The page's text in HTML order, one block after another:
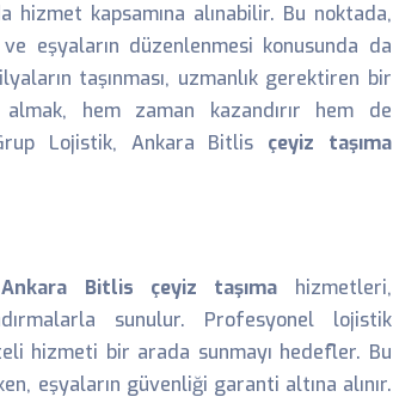
kapsamına alınabilir. Bu noktada,
eşyaların düzenlenmesi konusunda da
taşınması, uzmanlık gerektiren bir
hem zaman kazandırır hem de
Lojistik, Ankara Bitlis çeyiz taşıma
Ankara Bitlis çeyiz taşıma hizmetleri,
sunulur. Profesyonel lojistik
hizmeti bir arada sunmayı hedefler. Bu
eşyaların güvenliği garanti altına alınır.